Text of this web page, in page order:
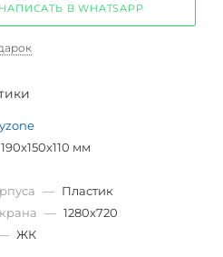
НАПИСАТЬ В WHATSAPP
190х150х110 мм
— Пластик
— 1280х720
ЖК